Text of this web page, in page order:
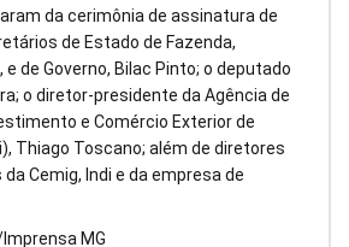
da cerimônia de assinatura de
de Estado de Fazenda,
de Governo, Bilac Pinto; o deputado
o diretor-presidente da Agência de
e Comércio Exterior de
Thiago Toscano; além de diretores
Cemig, Indi e da empresa de
MG